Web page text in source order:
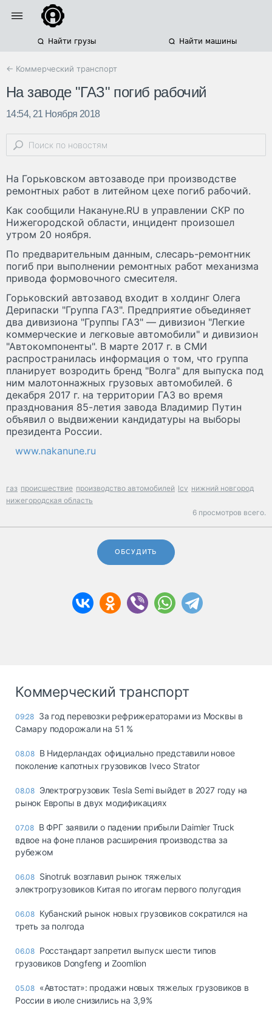
Найти грузы Найти машины
← Коммерческий транспорт
На заводе "ГАЗ" погиб рабочий
14:54, 21 Ноября 2018
На Горьковском автозаводе при производстве
ремонтных работ в литейном цехе погиб рабочий.
Как сообщили Накануне.RU в управлении СКР по
Нижегородской области, инцидент произошел
утром 20 ноября.
По предварительным данным, слесарь-ремонтник
погиб при выполнении ремонтных работ механизма
привода формовочного смесителя.
Горьковский автозавод входит в холдинг Олега
Дерипаски "Группа ГАЗ". Предприятие объединяет
два дивизиона "Группы ГАЗ" — дивизион "Легкие
коммерческие и легковые автомобили" и дивизион
"Автокомпоненты". В марте 2017 г. в СМИ
распространилась информация о том, что группа
планирует возродить бренд "Волга" для выпуска под
ним малотоннажных грузовых автомобилей. 6
декабря 2017 г. на территории ГАЗ во время
празднования 85-летия завода Владимир Путин
объявил о выдвижении кандидатуры на выборы
президента России.
www.nakanune.ru
газ происшествие производство автомобилей lcv нижний новгород
нижегородская область
6 просмотров всего.
ОБСУДИТЬ
Коммерческий транспорт
09:28 За год перевозки рефрижераторами из Москвы в
Самару подорожали на 51 %
08.08 В Нидерландах официально представили новое
поколение капотных грузовиков Iveco Strator
08.08 Электрогрузовик Tesla Semi выйдет в 2027 году на
рынок Европы в двух модификациях
07.08 В ФРГ заявили о падении прибыли Daimler Truck
вдвое на фоне планов расширения производства за
рубежом
06.08 Sinotruk возглавил рынок тяжелых
электрогрузовиков Китая по итогам первого полугодия
06.08 Кубанский рынок новых грузовиков сократился на
треть за полгода
06.08 Росстандарт запретил выпуск шести типов
грузовиков Dongfeng и Zoomlion
05.08 «Автостат»: продажи новых тяжелых грузовиков в
России в июле снизились на 3,9%